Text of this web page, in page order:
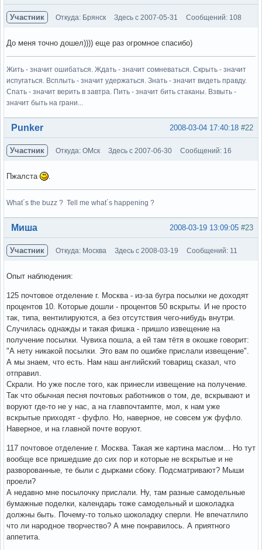
Участник Откуда: Брянск Здесь с 2007-05-31 Сообщений: 108
До меня точно дошел)))) еще раз огромное спасибо)
Жить - значит ошибаться. Ждать - значит сомневаться. Скрыть - значит
испугаться. Всплыть - значит удержаться. Знать - значит видеть правду.
Спать - значит верить в завтра. Пить - значит бить стаканы. Взвыть -
значит быть на грани...
Вне форума #22
2008-03-04 17:40:18
Punker
Участник Откуда: ОМск Здесь с 2007-06-30 Сообщений: 16
Пжалста
What´s the buzz ? Tell me what´s happening ?
Вне форума #23
2008-03-19 13:09:05
Миша
Участник Откуда: Москва Здесь с 2008-03-19 Сообщений: 11
Опыт наблюдения:
125 почтовое отделение г. Москва - из-за бугра посылки не доходят
процентов 10. Которые дошли - процентов 50 вскрыты. И не просто
так, типа, вентилируются, а без отсутствия чего-нибудь внутри.
Случилась однажды и такая фишка - пришло извещение на
получение посылки. Чувиха пошла, а ей там тётя в окошке говорит:
"А нету никакой посылки. Это вам по ошибке прислали извещение".
А мы знаем, что есть. Нам наш английский товарищ сказал, что
отправил.
Скрали. Но уже после того, как принесли извещение на получение.
Так что обычная песня почтовых работников о том, де, вскрывают и
воруют где-то не у нас, а на главпочтампте, мол, к нам уже
вскрытые приходят - фуфло. Но, наверное, не совсем уж фуфло.
Наверное, и на главной почте воруют.
117 почтовое отделение г. Москва. Такая же картина маслом... Но тут
вообще все пришедшие до сих пор и которые не вскрытые и не
разворованные, те были с дырками сбоку. Подсматривают? Мыши
проели?
А недавно мне посылочку прислали. Ну, там разные самодельные
бумажные поделки, календарь тоже самодельный и шоколадка
должны быть. Почему-то только шоколадку сперли. Не впечатлило
что ли народное творчество? А мне понравилось. А приятного
аппетита.